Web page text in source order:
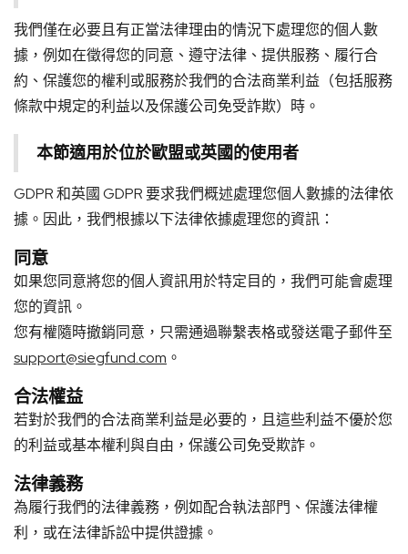
我們僅在必要且有正當法律理由的情況下處理您的個人數
據，例如在徵得您的同意、遵守法律、提供服務、履行合
約、保護您的權利或服務於我們的合法商業利益（包括服務
條款中規定的利益以及保護公司免受詐欺）時。
本節適用於位於歐盟或英國的使用者
GDPR 和英國 GDPR 要求我們概述處理您個人數據的法律依
據。因此，我們根據以下法律依據處理您的資訊：
同意
如果您同意將您的個人資訊用於特定目的，我們可能會處理
您的資訊。
您有權隨時撤銷同意，只需通過聯繫表格或發送電子郵件至
support@siegfund.com 。
合法權益
若對於我們的合法商業利益是必要的，且這些利益不優於您
的利益或基本權利與自由，保護公司免受欺詐。
法律義務
為履行我們的法律義務，例如配合執法部門、保護法律權
利，或在法律訴訟中提供證據。